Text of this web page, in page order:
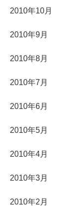
2010年10月
2010年9月
2010年8月
2010年7月
2010年6月
2010年5月
2010年4月
2010年3月
2010年2月